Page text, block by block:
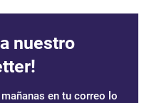
nuestro
en tu correo lo